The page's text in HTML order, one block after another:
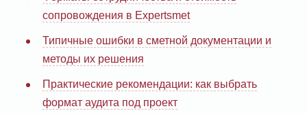
сопровождения в Expertsmet
Типичные ошибки в сметной документации и
методы их решения
Практические рекомендации: как выбрать
формат аудита под проект